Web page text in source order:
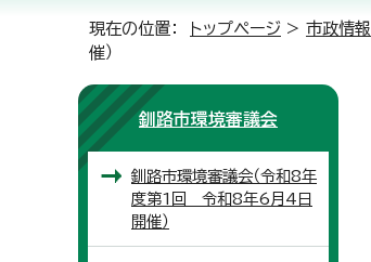
現在の位置： トップページ > 市政情報
催）
釧路市環境審議会
釧路市環境審議会（令和8年
度第1回 令和8年6月4日
開催）